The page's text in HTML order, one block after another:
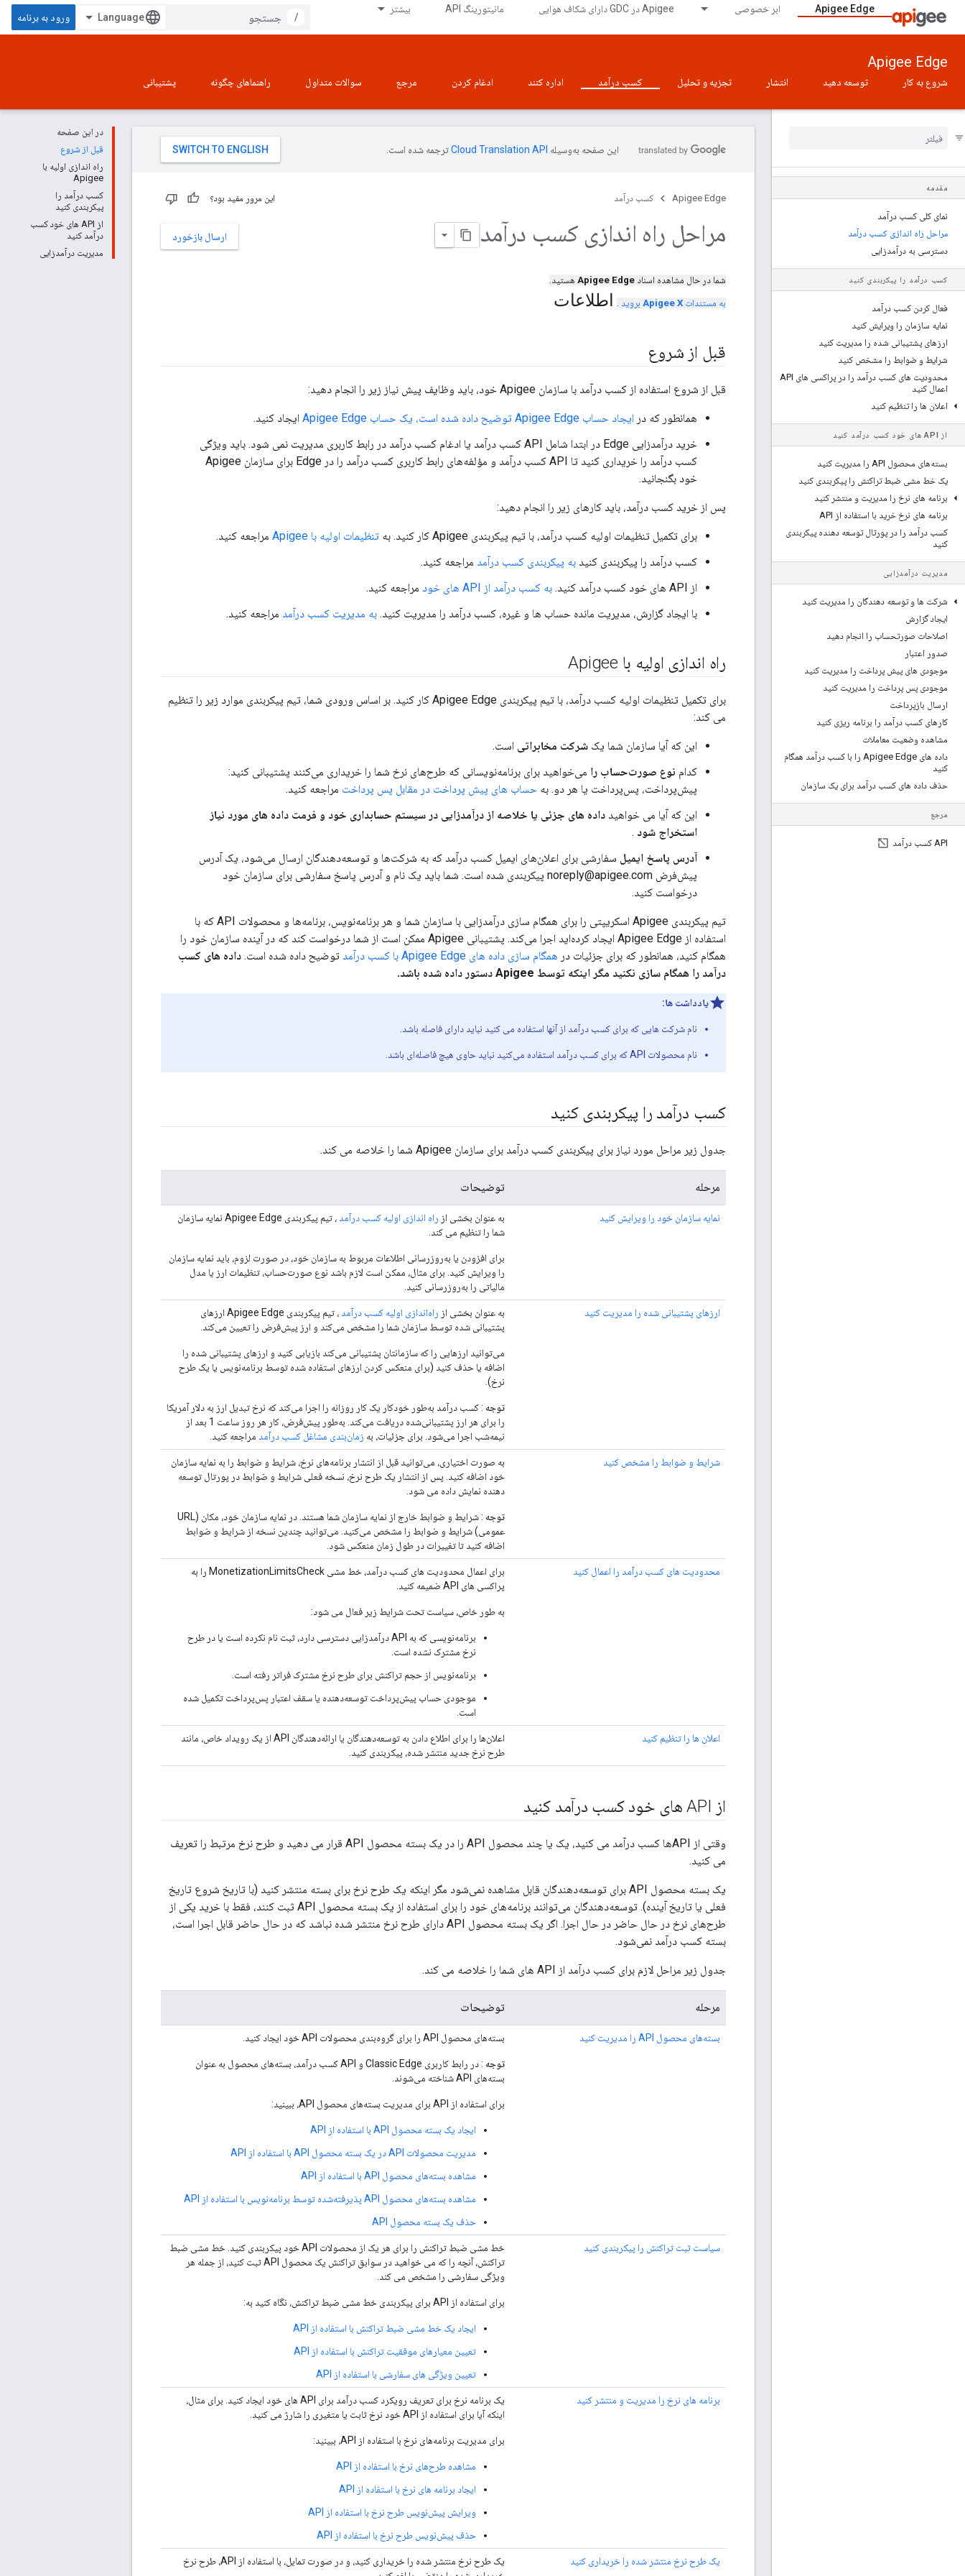
Apigee Edge ابر خصوصی Apigee در GDC دارای شکاف هوایی مانیتورینگ API بیشتر
/ ورود به برنامه
Apigee Edge
شروع به کار توسعه دهید انتشار تجزیه و تحلیل کسب درآمد اداره کنند ادغام کردن مرجع سوالات متداول راهنماهای چگونه پشتیبانی
مقدمه
نمای کلی کسب درآمد
مراحل راه اندازی کسب درآمد
دسترسی به درآمدزایی
کسب درآمد را پیکربندی کنید
فعال کردن کسب درآمد
نمایه سازمان را ویرایش کنید
ارزهای پشتیبانی شده را مدیریت کنید
شرایط و ضوابط را مشخص کنید
محدودیت های کسب درآمد را در پراکسی های API
اعمال کنید
اعلان ها را تنظیم کنید
از API های خود کسب درآمد کنید
بسته‌های محصول API را مدیریت کنید
یک خط مشی ضبط تراکنش را پیکربندی کنید
برنامه های نرخ را مدیریت و منتشر کنید
برنامه های نرخ خرید با استفاده از API
کسب درآمد را در پورتال توسعه دهنده پیکربندی
کنید
مدیریت درآمدزایی
شرکت ها و توسعه دهندگان را مدیریت کنید
ایجاد گزارش
اصلاحات صورتحساب را انجام دهید
صدور اعتبار
موجودی های پیش پرداخت را مدیریت کنید
موجودی پس پرداخت را مدیریت کنید
ارسال بازپرداخت
کارهای کسب درآمد را برنامه ریزی کنید
مشاهده وضعیت معاملات
داده های Apigee Edge را با کسب درآمد همگام
کنید
حذف داده های کسب درآمد برای یک سازمان
مرجع
API کسب درآمد
در این صفحه
قبل از شروع
راه اندازی اولیه با
Apigee
کسب درآمد را
پیکربندی کنید
از API های خود کسب
درآمد کنید
مدیریت درآمدزایی
این صفحه به‌وسیله ترجمه شده است.
Apigee Edge کسب درآمد این مرور مفید بود؟
ارسال بازخورد مراحل راه اندازی کسب درآمد
شما در حال مشاهده اسناد Apigee Edge هستید.
به مستندات Apigee X بروید . اطلاعات
قبل از شروع
قبل از شروع استفاده از کسب درآمد با سازمان Apigee خود، باید وظایف پیش نیاز زیر را انجام دهید:
همانطور که در ایجاد حساب Apigee Edge توضیح داده شده است، یک حساب Apigee Edge
ایجاد کنید.
خرید درآمدزایی Edge در ابتدا شامل API کسب درآمد یا ادغام کسب درآمد در رابط کاربری مدیریت نمی شود. باید ویژگی
کسب درآمد را خریداری کنید تا API کسب درآمد و مؤلفه‌های رابط کاربری کسب درآمد را در Edge برای سازمان Apigee
خود بگنجانید.
پس از خرید کسب درآمد، باید کارهای زیر را انجام دهید:
برای تکمیل تنظیمات اولیه کسب درآمد، با تیم پیکربندی Apigee کار کنید. به تنظیمات اولیه با Apigee
مراجعه کنید.
کسب درآمد را پیکربندی کنید به پیکربندی کسب درآمد مراجعه کنید.
از API های خود کسب درآمد کنید.
به کسب درآمد از API های خود
مراجعه کنید.
با ایجاد گزارش، مدیریت مانده حساب ها و غیره، کسب درآمد را مدیریت کنید. به مدیریت کسب درآمد مراجعه کنید.
راه اندازی اولیه با Apigee
برای تکمیل تنظیمات اولیه کسب درآمد، با تیم پیکربندی Apigee Edge کار کنید. بر اساس ورودی شما، تیم پیکربندی موارد زیر را تنظیم
می کند:
این که آیا سازمان شما یک شرکت مخابراتی است.
کدام نوع صورت‌حساب را می‌خواهید برای برنامه‌نویسانی که طرح‌های نرخ شما را خریداری می‌کنند پشتیبانی کنید:
پیش‌پرداخت، پس‌پرداخت یا هر دو. به حساب های پیش پرداخت در مقابل پس پرداخت مراجعه کنید.
این که آیا می خواهید داده های جزئی یا خلاصه از درآمدزایی در سیستم حسابداری خود و فرمت داده های مورد نیاز
استخراج شود .
آدرس پاسخ ایمیل سفارشی برای اعلان‌های ایمیل کسب درآمد که به شرکت‌ها و توسعه‌دهندگان ارسال می‌شود، یک آدرس
پیش‌فرض noreply@apigee.com پیکربندی شده است. شما باید یک نام و آدرس پاسخ سفارشی برای سازمان خود
درخواست کنید.
تیم پیکربندی Apigee اسکریپتی را برای همگام سازی درآمدزایی با سازمان شما و هر برنامه‌نویس، برنامه‌ها و محصولات API که با
استفاده از Apigee Edge ایجاد کرده‌اید اجرا می‌کند. پشتیبانی Apigee ممکن است از شما درخواست کند که در آینده سازمان خود را
همگام کنید، همانطور که برای جزئیات در همگام سازی داده های Apigee Edge با کسب درآمد توضیح داده شده است. داده های کسب
درآمد را همگام سازی نکنید مگر اینکه توسط Apigee دستور داده شده باشد.
یادداشت ها:
نام شرکت هایی که برای کسب درآمد از آنها استفاده می کنید نباید دارای فاصله باشد.
نام محصولات API که برای کسب درآمد استفاده می‌کنید نباید حاوی هیچ فاصله‌ای باشد.
کسب درآمد را پیکربندی کنید
جدول زیر مراحل مورد نیاز برای پیکربندی کسب درآمد برای سازمان Apigee شما را خلاصه می کند.
مرحله توضیحات
نمایه سازمان خود را ویرایش کنید به عنوان بخشی از راه اندازی اولیه کسب درآمد
، تیم پیکربندی Apigee Edge نمایه سازمان
شما را تنظیم می کند.
برای افزودن یا به‌روزرسانی اطلاعات مربوط به سازمان خود، در صورت لزوم، باید نمایه سازمان
را ویرایش کنید. برای مثال، ممکن است لازم باشد نوع صورت‌حساب، تنظیمات ارز یا مدل
مالیاتی را به‌روزرسانی کنید.
ارزهای پشتیبانی شده را مدیریت کنید به عنوان بخشی از راه‌اندازی اولیه کسب درآمد
، تیم پیکربندی Apigee Edge ارزهای
پشتیبانی شده توسط سازمان شما را مشخص می‌کند و ارز پیش‌فرض را تعیین می‌کند.
می‌توانید ارزهایی را که سازمانتان پشتیبانی می‌کند بازیابی کنید و ارزهای پشتیبانی شده را
اضافه یا حذف کنید (برای منعکس کردن ارزهای استفاده شده توسط برنامه‌نویس یا یک طرح
نرخ).
توجه : کسب درآمد به‌طور خودکار یک کار روزانه را اجرا می‌کند که نرخ تبدیل ارز به دلار آمریکا
را برای هر ارز پشتیبانی‌شده دریافت می‌کند. به‌طور پیش‌فرض، کار هر روز ساعت 1 بعد از
نیمه‌شب اجرا می‌شود. برای جزئیات، به زمان‌بندی مشاغل کسب درآمد مراجعه کنید.
شرایط و ضوابط را مشخص کنید
به صورت اختیاری، می‌توانید قبل از انتشار برنامه‌های نرخ، شرایط و ضوابط را به نمایه سازمان
خود اضافه کنید. پس از انتشار یک طرح نرخ، نسخه فعلی شرایط و ضوابط در پورتال توسعه
دهنده نمایش داده می شود.
توجه
: شرایط و ضوابط خارج از نمایه سازمان شما هستند. در نمایه سازمان خود، مکان (URL
عمومی) شرایط و ضوابط را مشخص می‌کنید. می‌توانید چندین نسخه از شرایط و ضوابط
اضافه کنید تا تغییرات در طول زمان منعکس شود.
محدودیت های کسب درآمد را اعمال کنید
برای اعمال محدودیت های کسب درآمد، خط مشی MonetizationLimitsCheck را به
پراکسی های API ضمیمه کنید.
به طور خاص، سیاست تحت شرایط زیر فعال می شود:
برنامه‌نویسی که به API درآمدزایی دسترسی دارد، ثبت نام نکرده است یا در طرح
نرخ مشترک نشده است.
برنامه‌نویس از حجم تراکنش برای طرح نرخ مشترک فراتر رفته است.
موجودی حساب پیش‌پرداخت توسعه‌دهنده یا سقف اعتبار پس‌پرداخت تکمیل شده
است.
اعلان ها را تنظیم کنید
اعلان‌ها را برای اطلاع دادن به توسعه‌دهندگان یا ارائه‌دهندگان API از یک رویداد خاص، مانند
طرح نرخ جدید منتشر شده، پیکربندی کنید.
از API های خود کسب درآمد کنید
وقتی از APIها کسب درآمد می کنید، یک یا چند محصول API را در یک بسته محصول API قرار می دهید و طرح نرخ مرتبط را تعریف
می کنید.
یک بسته محصول API برای توسعه‌دهندگان قابل مشاهده نمی‌شود مگر اینکه یک طرح نرخ برای بسته منتشر کنید (با تاریخ شروع تاریخ
فعلی یا تاریخ آینده). توسعه‌دهندگان می‌توانند برنامه‌های خود را برای استفاده از یک بسته محصول API ثبت کنند، فقط با خرید یکی از
طرح‌های نرخ در حال حاضر در حال اجرا. اگر یک بسته محصول API دارای طرح نرخ منتشر شده نباشد که در حال حاضر قابل اجرا است،
بسته کسب درآمد نمی‌شود.
جدول زیر مراحل لازم برای کسب درآمد از API های شما را خلاصه می کند.
مرحله توضیحات
بسته‌های محصول API را مدیریت کنید بسته‌های محصول API را برای گروه‌بندی محصولات API خود ایجاد کنید.
توجه
: در رابط کاربری Classic Edge و API کسب درآمد، بسته‌های محصول به عنوان
بسته‌های API شناخته می‌شوند.
برای استفاده از API برای مدیریت بسته‌های محصول API، ببینید:
ایجاد یک بسته محصول API با استفاده از API
مدیریت محصولات API در یک بسته محصول API با استفاده از API
مشاهده بسته‌های محصول API با استفاده از API
مشاهده بسته‌های محصول API پذیرفته‌شده توسط برنامه‌نویس با استفاده از API
حذف یک بسته محصول API
سیاست ثبت تراکنش را پیکربندی کنید
خط مشی ضبط تراکنش را برای هر یک از محصولات API خود پیکربندی کنید. خط مشی ضبط
تراکنش، آنچه را که می خواهید در سوابق تراکنش یک محصول API ثبت کنید، از جمله هر
ویژگی سفارشی را مشخص می کند.
برای استفاده از API برای پیکربندی خط مشی ضبط تراکنش، نگاه کنید به:
ایجاد یک خط مشی ضبط تراکنش با استفاده از API
تعیین معیارهای موفقیت تراکنش با استفاده از API
تعیین ویژگی های سفارشی با استفاده از API
برنامه های نرخ را مدیریت و منتشر کنید
یک برنامه نرخ برای تعریف رویکرد کسب درآمد برای API های خود ایجاد کنید. برای مثال،
اینکه آیا برای استفاده از API خود نرخ ثابت یا متغیری را شارژ می کنید.
برای مدیریت برنامه‌های نرخ با استفاده از API، ببینید:
مشاهده طرح‌های نرخ با استفاده از API
ایجاد برنامه های نرخ با استفاده از API
ویرایش پیش‌نویس طرح نرخ با استفاده از API
حذف پیش‌نویس طرح نرخ با استفاده از API
یک طرح نرخ منتشر شده را خریداری کنید
یک طرح نرخ منتشر شده را خریداری کنید، و در صورت تمایل، با استفاده از API، طرح نرخ